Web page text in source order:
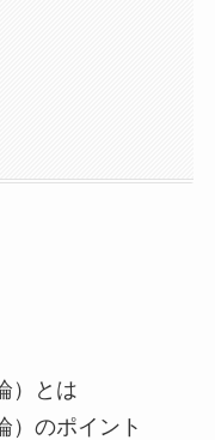
）とは
）のポイント